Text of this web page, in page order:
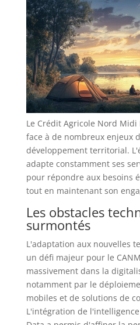
Le Crédit Agricole Nord Midi
face à de nombreux enjeux
développement territorial.
adapte constamment ses
pour répondre aux besoins
tout en maintenant son
Les obstacles
surmontés
L'adaptation aux nouvelles
un défi majeur pour le
massivement dans la
notamment par le
mobiles et de solutions de
L'intégration de